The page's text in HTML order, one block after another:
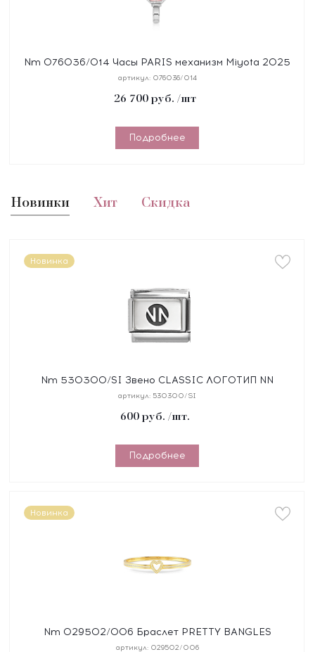
Nm 076036/014 Часы PARIS механизм Miyota 2025
3 атм, циферблат розовый, размер 2,3*2,7 см,
артикул: 076036/014
26 700 руб. /шт
Подробнее
Новинки Хит Скидка
Новинка
Nm 530300/SI Звено CLASSIC ЛОГОТИП NN
сталь/серебро 925°
артикул: 530300/SI
600 руб. /шт.
Подробнее
Новинка
Nm 029502/006 Браслет PRETTY BANGLES
"СЕРДЦЕ" размер 19 см, сталь, цирконы, покрытие
артикул: 029502/006